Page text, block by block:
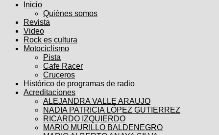
Inicio
Quiénes somos
Revista
Video
Rock es cultura
Motociclismo
Pista
Cafe Racer
Cruceros
Histórico de programas de radio
Acreditaciones
ALEJANDRA VALLE ARAUJO
NADIA PATRICIA LÓPEZ GUTIERREZ
RICARDO IZQUIERDO
MARIO MURILLO BALDENEGRO